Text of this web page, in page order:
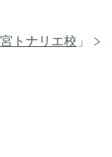
トナリエ校 」